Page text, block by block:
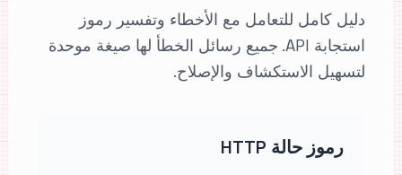
دليل كامل للتعامل مع الأخطاء وتفسير رموز
استجابة API. جميع رسائل الخطأ لها صيغة موحدة
لتسهيل الاستكشاف والإصلاح.
رموز حالة HTTP